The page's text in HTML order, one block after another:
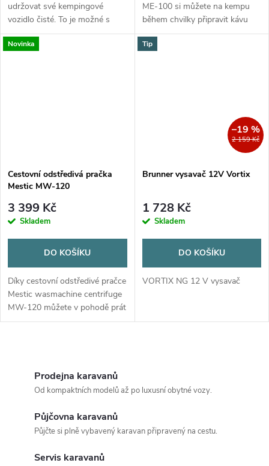
udržovat své kempingové
vozidlo čisté. To je možné s
praktickým vysavačem Mestic
MS-80. Připojte vysavač k 12V
ME-100 si můžete na kempu
během chvilky připravit kávu
hodnou baristy. Vložte svou
oblíbenou espresso kapsli,
Novinka
Cestovní odstředivá pračka
Mestic MW-120
3 399 Kč
Skladem
DO KOŠÍKU
Díky cestovní odstředivé pračce
Mestic wasmachine centrifuge
MW-120 můžete v pohodě prát
i v kempu a užívat si čistého a
Tip
2 159 Kč
–19 %
Brunner vysavač 12V Vortix
1 728 Kč
Skladem
DO KOŠÍKU
VORTIX NG 12 V vysavač
Prodejna karavanů
Od kompaktních modelů až po luxusní obytné vozy.
Půjčovna karavanů
Půjčte si plně vybavený karavan připravený na cestu.
Servis karavanů